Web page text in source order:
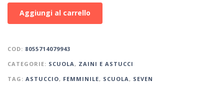
Aggiungi al carrello
COD: 8055714079943
CATEGORIE: SCUOLA , ZAINI E ASTUCCI
TAG: ASTUCCIO, FEMMINILE, SCUOLA , SEVEN